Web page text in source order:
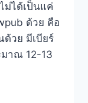
ม่ได้เป็นแค่
ด้วย คือ
วย มีเบียร์
มาณ 12-13